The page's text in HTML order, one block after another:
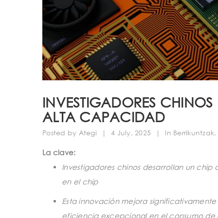
INVESTIGADORES
ALTA CAPACIDAD
Posted by Ategi | 4 July, 2025 | In Berrikuntzak,
La clave:
Investigadores chinos desarrollan un
en el chip
Esta innovación mejora
eficiencia excepcional en el consumo de